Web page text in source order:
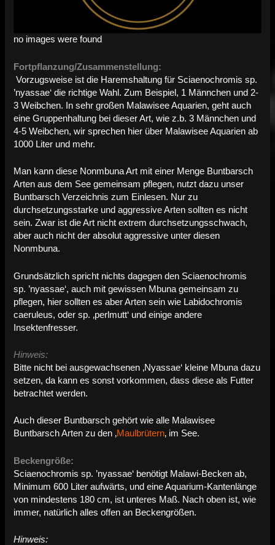
no images were found
Fortpflanzung/Zusammenstellung:
Vorzugsweise ist die Haremshaltung für Sciaenochromis sp.
’nyassae‘ die richtige Wahl. Zum Beispiel, 1 Männchen und 2-
3 Weibchen. In sehr großen Malawisee Aquarien, geht auch
eine Gruppenhaltung bei dieser Art, wie z.b. 3 Männchen und
4-5 Weibchen, wir sprechen hier über Malawisee Aquarien ab
1000 Liter und mehr.
Man kann diese Nonmbuna Art mit einer Menge Buntbarsch
Arten aus dem See gemeinsam pflegen, nutzt dazu unser
Buntbarsch Verzeichnis zum Einlesen. Nur zu
durchsetzungsstarke und aggressive Arten sollten es nicht
sein. Zwar ist die Art nicht extrem durchsetzungsschwach,
aber auch nicht der absolut aggressive unter diesen
Nonmbuna.
Grundsätzlich spricht nichts dagegen den Sciaenochromis
sp. ’nyassae‘, auch mit gewissen Mbuna gemeinsam zu
pflegen, hier sollten es aber Arten sein wie Labidochromis
caeruleus, oder sp. ‚perlmutt‘ und einige andere
Insektenfresser.
Hinweis:
Bitte nicht bei ausgewachsenen ‚Nyassae‘ kleine Mbuna dazu
setzen, da kann es sonst vorkommen, dass diese als Futter
betrachtet werden.
Auch dieser Buntbarsch gehört wie alle Malawisee
Buntbarsch Arten zu den ‚Maulbrütern‚ im See.
Beckengröße:
Sciaenochromis sp. ’nyassae‘ benötigt Malawi-Becken ab,
Minimum 600 Liter aufwärts, und eine Aquarium-Kantenlänge
von mindestens 180 cm, ist unteres Maß. Nach oben ist, wie
immer, natürlich alles offen an Beckengrößen.
Hinweis: